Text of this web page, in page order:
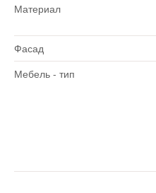
Материал
Фасад
Мебель - тип